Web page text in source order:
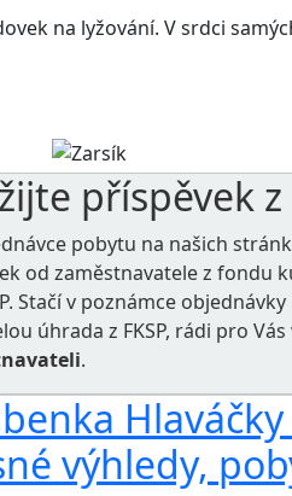
na lyžování. V srdci
příspěvek z
pobytu na našich
od zaměstnavatele zfondu
Stačí v poznámce
úhrada z FKSP, rádi pro Vás
.
výhledy,